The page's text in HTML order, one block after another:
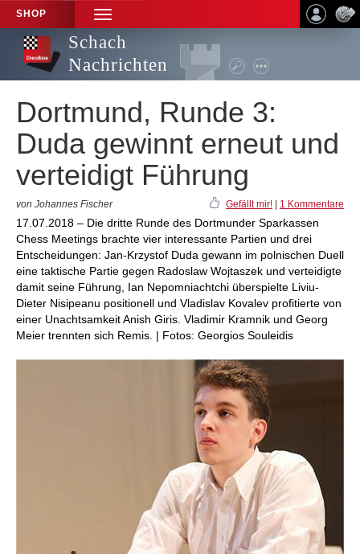
SHOP
TOGGLE
NAVIGATION
Schach
Nachrichten
Dortmund, Runde 3:
Duda gewinnt erneut und
verteidigt Führung
von Johannes Fischer Gefällt mir! 1 Kommentare
17.07.2018 – Die dritte Runde des Dortmunder Sparkassen
Chess Meetings brachte vier interessante Partien und drei
Entscheidungen: Jan-Krzystof Duda gewann im polnischen Duell
eine taktische Partie gegen Radoslaw Wojtaszek und verteidigte
damit seine Führung, Ian Nepomniachtchi überspielte Liviu-
Dieter Nisipeanu positionell und Vladislav Kovalev profitierte von
einer Unachtsamkeit Anish Giris. Vladimir Kramnik und Georg
Meier trennten sich Remis. | Fotos: Georgios Souleidis